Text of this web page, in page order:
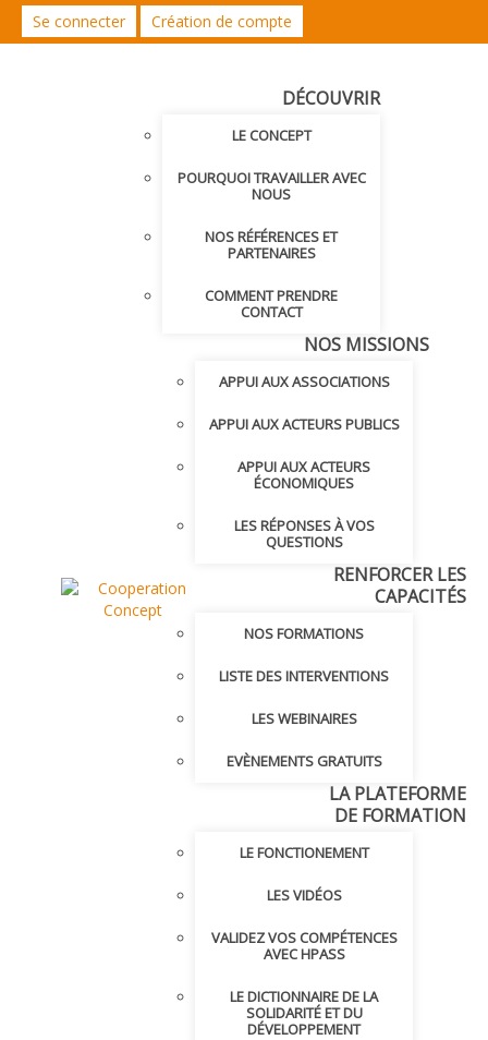
Se connecter Création de compte
DÉCOUVRIR
LE CONCEPT
POURQUOI TRAVAILLER AVEC
NOUS
NOS RÉFÉRENCES ET
PARTENAIRES
COMMENT PRENDRE
CONTACT
NOS MISSIONS
APPUI AUX ASSOCIATIONS
APPUI AUX ACTEURS PUBLICS
APPUI AUX ACTEURS
ÉCONOMIQUES
LES RÉPONSES À VOS
QUESTIONS
RENFORCER LES
CAPACITÉS
NOS FORMATIONS
LISTE DES INTERVENTIONS
LES WEBINAIRES
EVÈNEMENTS GRATUITS
LA PLATEFORME
DE FORMATION
LE FONCTIONEMENT
LES VIDÉOS
VALIDEZ VOS COMPÉTENCES
AVEC HPASS
LE DICTIONNAIRE DE LA
SOLIDARITÉ ET DU
DÉVELOPPEMENT